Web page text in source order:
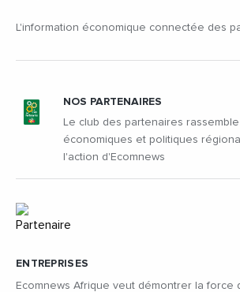
L'information économique connectée des
ENTREPRISES
Ecomnews Afrique veut démontrer la force
NOS PARTENAIRES
Le club des partenaires
économiques et politiques
l'action d'Ecomnews